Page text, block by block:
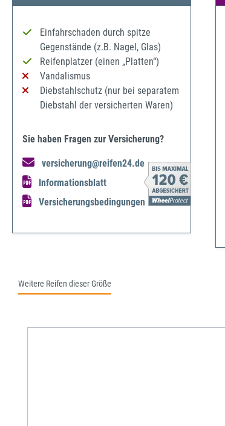
Einfahrschaden durch spitze
Gegenstände (z.B. Nagel, Glas)
Reifenplatzer (einen „Platten“)
Vandalismus
Diebstahlschutz (nur bei separatem
Diebstahl der versicherten Waren)
Sie haben Fragen zur Versicherung?
versicherung@reifen24.de
Informationsblatt
Versicherungsbedingungen
Weitere Reifen dieser Größe